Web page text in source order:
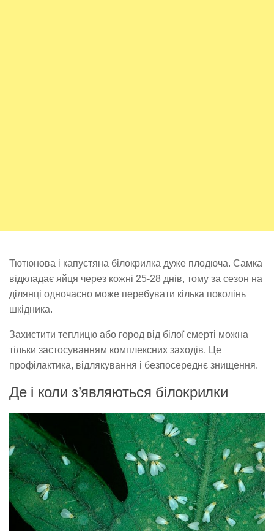
Тютюнова і капустяна білокрилка дуже плодюча. Самка
відкладає яйця через кожні 25-28 днів, тому за сезон на
ділянці одночасно може перебувати кілька поколінь
шкідника.
Захистити теплицю або город від білої смерті можна
тільки застосуванням комплексних заходів. Це
профілактика, відлякування і безпосереднє знищення.
Де і коли з’являються білокрилки